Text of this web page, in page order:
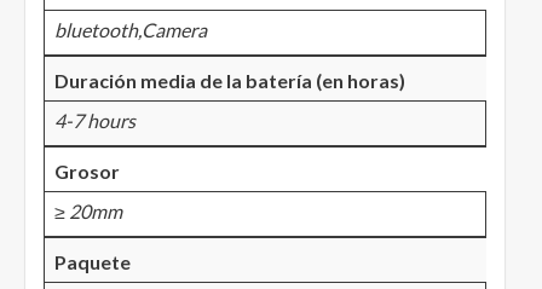
bluetooth,Camera
Duración media de la batería (en horas)
4-7 hours
Grosor
≥ 20mm
Paquete